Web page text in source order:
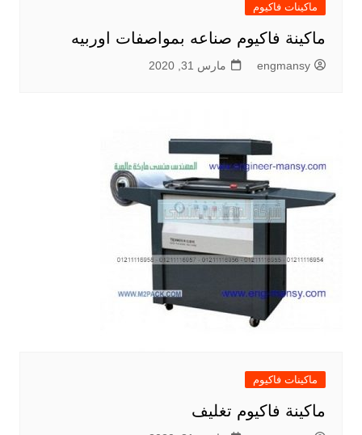
ماكينات فاكيوم
ماكينة فاكيوم صناعه بمواصفات اوربيه
engmansy مارس 31, 2020
ماكينات فاكيوم
ماكينة فاكيوم تغليف